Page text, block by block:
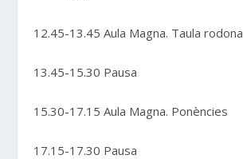
12.45-13.45 Aula Magna. Taula rodona
13.45-15.30 Pausa
15.30-17.15 Aula Magna. Ponències
17.15-17.30 Pausa